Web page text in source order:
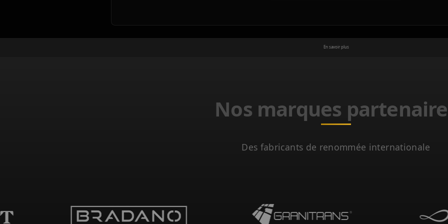
En savoir plus
Nos marques
Des fabricants de renommée internationale